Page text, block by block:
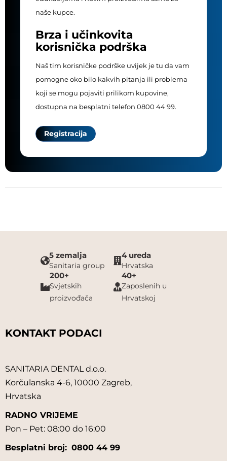
naše kupce.
Brza i učinkovita
korisnička podrška
Naš tim korisničke podrške uvijek je tu da vam
pomogne oko bilo kakvih pitanja ili problema
koji se mogu pojaviti prilikom kupovine,
dostupna na besplatni telefon 0800 44 99.
Registracija
5 zemalja
Sanitaria group
4 ureda
Hrvatska
200+
Svjetskih
proizvođača
40+
Zaposlenih u
Hrvatskoj
KONTAKT PODACI
SANITARIA DENTAL d.o.o.
Korčulanska 4-6, 10000 Zagreb,
Hrvatska
RADNO VRIJEME
Pon – Pet: 08:00 do 16:00
Besplatni broj: 0800 44 99